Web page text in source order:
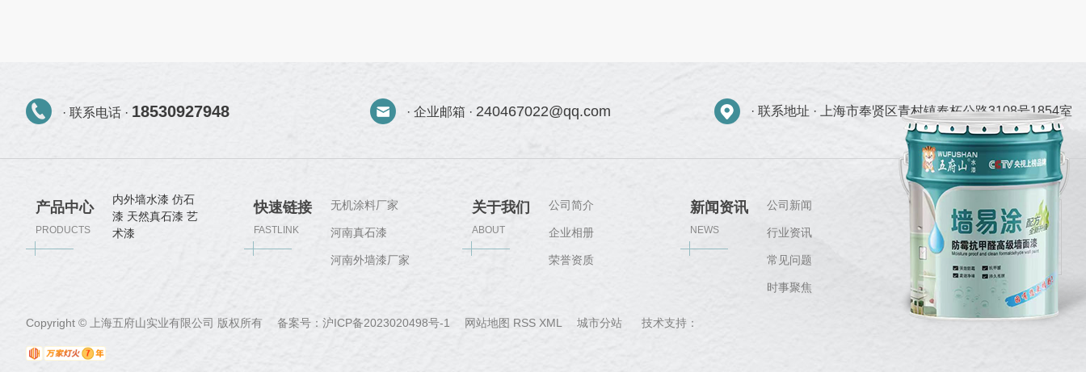
· 联系电话 · 18530927948 · 企业邮箱 · 240467022@qq.com · 联系地址 · 上海市奉贤区青村镇奉柘公路3108号1854室
产品中心
PRODUCTS
内外墙水漆 仿石
漆 天然真石漆 艺
术漆
快速链接
FASTLINK
无机涂料厂家
河南真石漆
河南外墙漆厂家
关于我们
ABOUT
公司简介
企业相册
荣誉资质
新闻资讯
NEWS
公司新闻
行业资讯
常见问题
时事聚焦 关注我们
Copyright © 上海五府山实业有限公司 版权所有 备案号： 沪ICP备2023020498号-1 网站地图 RSS XML 城市分站
城 技术支持：